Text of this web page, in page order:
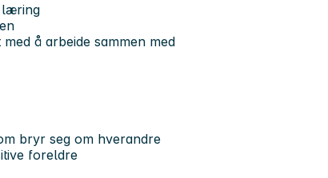
læring
å arbeide sammen med
bryr seg om hverandre
foreldre